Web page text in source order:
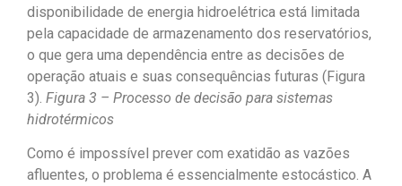
disponibilidade de energia hidroelétrica está limitada
pela capacidade de armazenamento dos reservatórios,
o que gera uma dependência entre as decisões de
operação atuais e suas consequências futuras (Figura
3). Figura 3 – Processo de decisão para sistemas
hidrotérmicos
Como é impossível prever com exatidão as vazões
afluentes, o problema é essencialmente estocástico. A